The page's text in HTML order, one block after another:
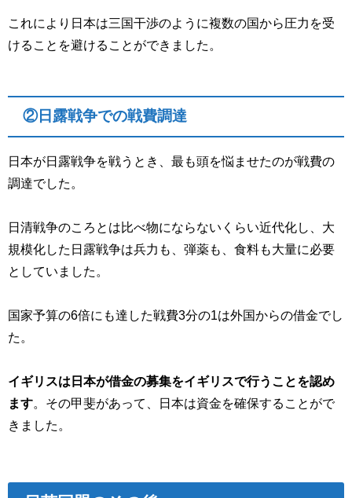
これにより日本は三国干渉のように複数の国から圧力を受
けることを避けることができました。
②日露戦争での戦費調達
日本が日露戦争を戦うとき、最も頭を悩ませたのが戦費の
調達でした。
日清戦争のころとは比べ物にならないくらい近代化し、大
規模化した日露戦争は兵力も、弾薬も、食料も大量に必要
としていました。
国家予算の6倍にも達した戦費3分の1は外国からの借金でし
た。
イギリスは日本が借金の募集をイギリスで行うことを認め
ます 。その甲斐があって、日本は資金を確保することがで
きました。